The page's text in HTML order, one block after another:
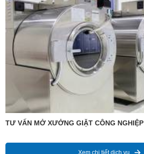
TƯ VẤN MỞ XƯỞNG GIẶT CÔNG NGHIỆP
Xem chi tiết dịch vụ